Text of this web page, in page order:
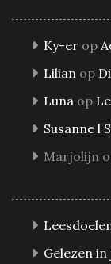
Ky-er op
Lilian op
Luna op
Susanne l
Marjolijn
Gelezen in